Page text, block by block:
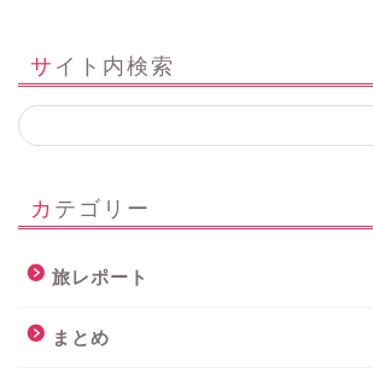
サイト内検索
カテゴリー
旅レポート
まとめ